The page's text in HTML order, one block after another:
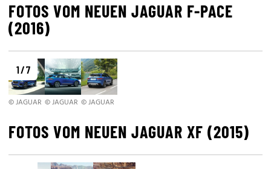
FOTOS VOM NEUEN JAGUAR F-PACE
(2016)
1 / 7
© JAGUAR © JAGUAR © JAGUAR
FOTOS VOM NEUEN JAGUAR XF (2015)